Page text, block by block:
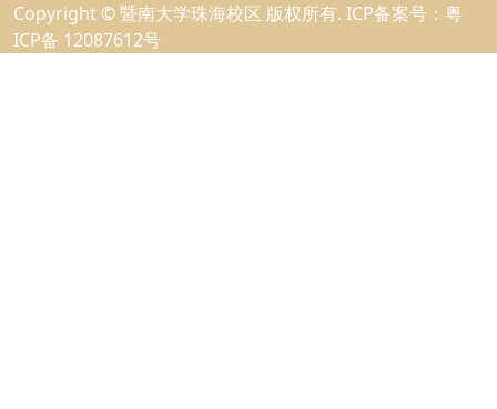
Copyright © 暨南大学珠海校区 版权所有. ICP备案号：粤
ICP备 12087612号